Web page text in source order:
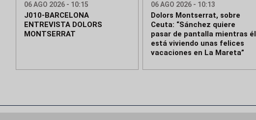
06 AGO 2026 - 10:15
J010-BARCELONA
ENTREVISTA DOLORS
MONTSERRAT
06 AGO 2026 - 10:13
Dolors Montserrat, sobre
Ceuta: “Sánchez quiere
pasar de pantalla mientras él
está viviendo unas felices
vacaciones en La Mareta”